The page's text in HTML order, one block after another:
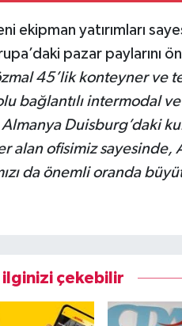
ekipman yatırımları
pazar paylarını
45’lik konteyner ve
bağlantılı intermodal
Duisburg’daki
alan ofisimiz sayesinde,
da önemli oranda
ilginizi çekebilir